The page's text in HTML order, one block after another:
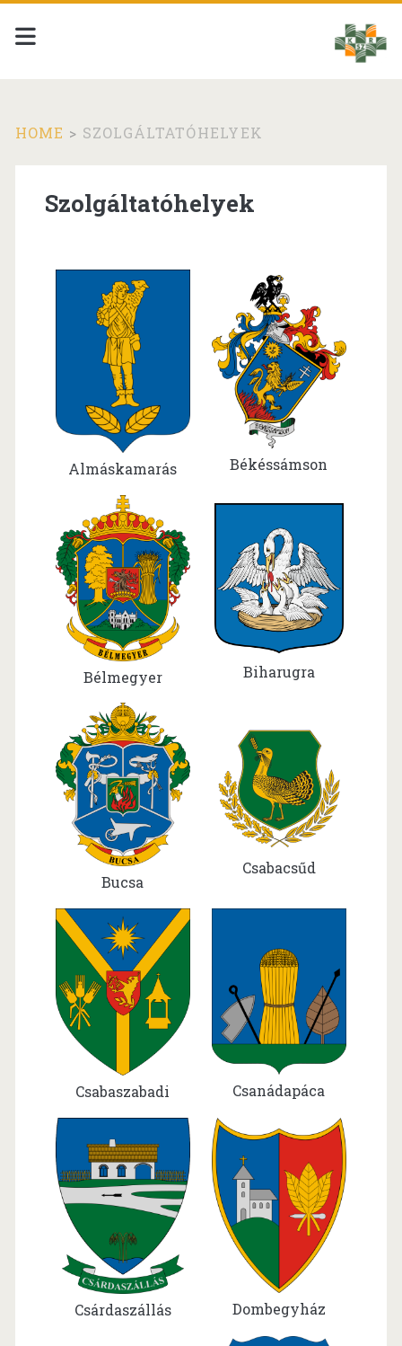
HOME > SZOLGÁLTATÓHELYEK
Szolgáltatóhelyek
Almáskamarás Békéssámson
Bélmegyer Biharugra
Bucsa
Csabacsűd
Csabaszabadi Csanádapáca
Csárdaszállás Dombegyház